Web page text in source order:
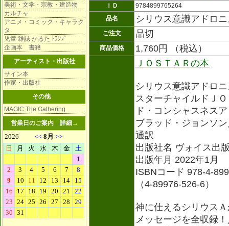
美術・文学・宗教・建造物
カルチャ
アニメ・コミック・キャラク
タ
児童 雑誌 かるた ﾄﾗﾝﾌﾟ
企画本 書籍
アーティスト・出版社
サイン本
作家・出版社
その他
MAGIC The Gathering
営業日のご案内 詳細→
ＩＤ
9784899765264
品名
シリウス意識アドロ
ご注文 品切
商品価格 1,760円 （税込）
ＪＯＳＴＡＲの本
シリウス意識アドロ
スターチャイルドＪ
ド・コンシャスネス
ブラッド・ジョンソ
通訳
出版社名 ヴォイス出
出版年月 2022年1月
ISBNコード 978-4-
（4-89976-526-6）
神に仕えるシリウス
メッセージを全収録